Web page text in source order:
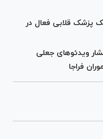
پزشک قلابی فعال در
ویدئو‌های جعلی
فراجا